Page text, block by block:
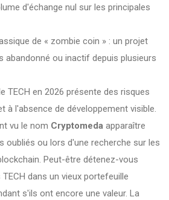
d'échange nul sur les principales
de « zombie coin » : un projet
abandonné ou inactif depuis plusieurs
TECH en 2026 présente des risques
à l'absence de développement visible.
vu le nom Cryptomeda apparaître
oubliés ou lors d'une recherche sur les
Peut-être détenez-vous
TECH dans un vieux portefeuille
s'ils ont encore une valeur. La